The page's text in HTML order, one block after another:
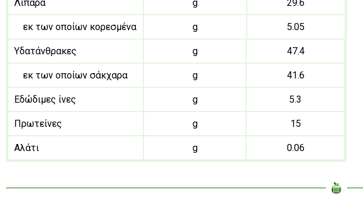
Λιπαρά g 29.6
εκ των οποίων κορεσμένα g 5.05
Υδατάνθρακες g 47.4
εκ των οποίων σάκχαρα g 41.6
Εδώδιμες ίνες g 5.3
Πρωτείνες g 15
Αλάτι g 0.06